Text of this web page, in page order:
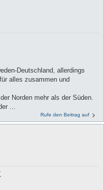
Deutschland, allerdings
alles zusammen und
Norden mehr als der Süden.
...
Rufe den Beitrag auf